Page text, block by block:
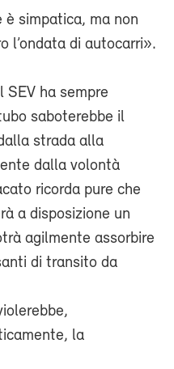
simpatica, ma non
l’ondata di autocarri».
ha sempre
saboterebbe il
strada alla
dalla volontà
ricorda pure che
a disposizione un
agilmente assorbire
di transito da
la